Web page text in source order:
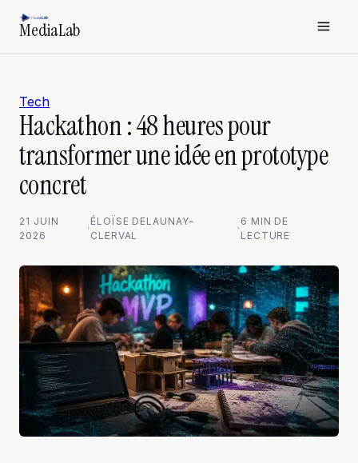
MediaLab
Tech
Hackathon : 48 heures pour
transformer une idée en prototype
concret
21 JUIN
2026
·
ÉLOÏSE DELAUNAY-
CLERVAL
·
6 MIN DE
LECTURE